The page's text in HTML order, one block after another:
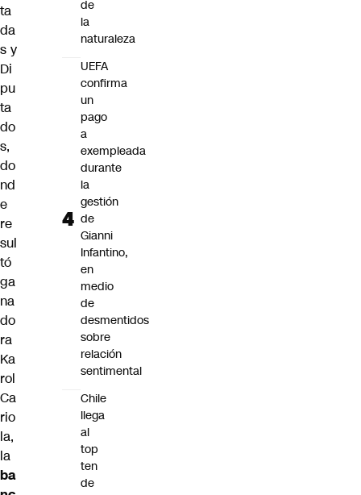
ta
da
s y
Di
pu
ta
do
s,
do
nd
e
re
sul
tó
ga
na
do
ra
Ka
rol
Ca
rio
la,
la
ba
de
la
naturaleza
UEFA
confirma
un
pago
a
exempleada
durante
la
gestión
de
Gianni
Infantino,
en
medio
de
desmentidos
sobre
relación
sentimental
Chile
llega
al
top
ten
de